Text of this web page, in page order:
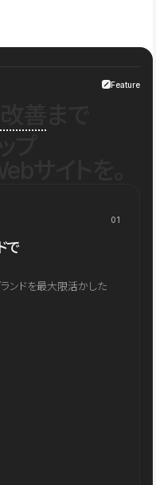
Feature
01
で
ンドを最大限活かした